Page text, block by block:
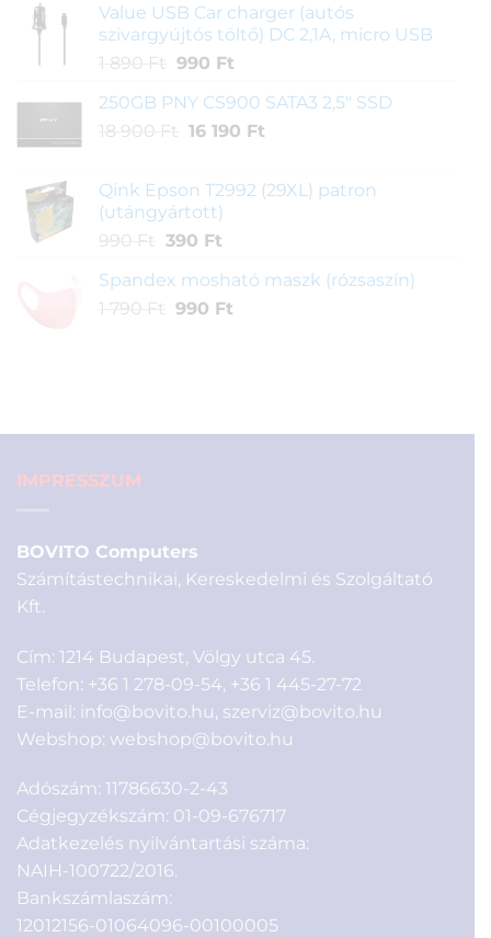
was:
5
390 Ft.
is:
4
Value USB Car charger (autós
szivargyújtós töltő) DC 2,1A, micro USB
1 890 Ft Original
was:
1
990 FtCurrent
is:
990 Ft.
250GB PNY CS900 SATA3 2,5" SSD
18 900 Ft Original
18
900 Ft.
16 190 FtCurrent
16
Qink Epson T2992 (29XL) patron
(utángyártott)
990 Ft Original
was:
990 Ft.
390 FtCurrent
is:
390 Ft.
Spandex mosható maszk (rózsaszín)
1 790 Ft Original
990 FtCurrent
IMPRESSZUM
BOVITO Computers
Számítástechnikai, Kereskedelmi és Szolgáltató
Kft.
Cím: 1214 Budapest, Völgy utca 45.
Telefon: +36 1 278-09-54 +36 1 445-27-72
E-mail: info@bovito.hu szerviz@bovito.hu
Webshop: webshop@bovito.hu
Adószám: 11786630-2-43
Cégjegyzékszám: 01-09-676717
Adatkezelés nyilvántartási száma:
NAIH-100722/2016.
Bankszámlaszám:
12012156-01064096-00100005